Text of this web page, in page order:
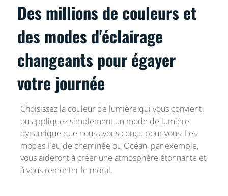
Des millions de couleurs et
des modes d'éclairage
changeants pour égayer
votre journée
Choisissez la couleur de lumière qui vous convient
ou appliquez simplement un mode de lumière
dynamique que nous avons conçu pour vous. Les
modes Feu de cheminée ou Océan, par exemple,
vous aideront à créer une atmosphère étonnante et
à vous remonter le moral.